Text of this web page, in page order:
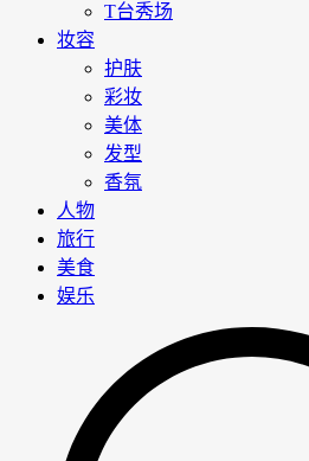
T台秀场
妆容
护肤
彩妆
美体
发型
香氛
人物
旅行
美食
娱乐